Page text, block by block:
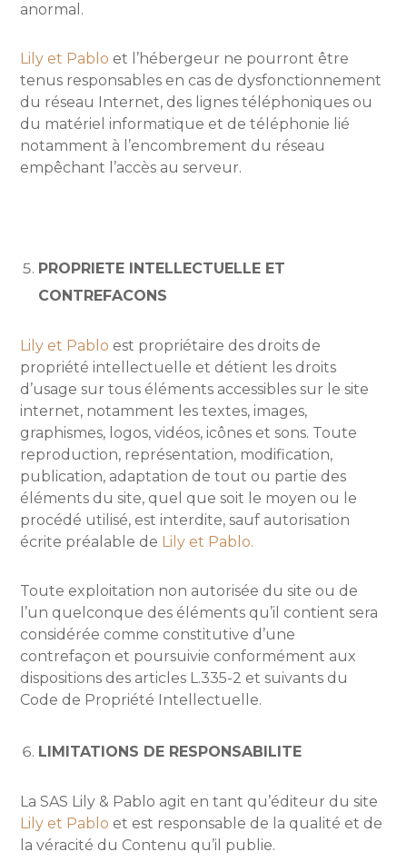
anormal.
Lily et Pablo et l’hébergeur ne pourront être
tenus responsables en cas de dysfonctionnement
du réseau Internet, des lignes téléphoniques ou
du matériel informatique et de téléphonie lié
notamment à l’encombrement du réseau
empêchant l’accès au serveur.
PROPRIETE INTELLECTUELLE ET
CONTREFACONS
Lily et Pablo est propriétaire des droits de
propriété intellectuelle et détient les droits
d’usage sur tous éléments accessibles sur le site
internet, notamment les textes, images,
graphismes, logos, vidéos, icônes et sons. Toute
reproduction, représentation, modification,
publication, adaptation de tout ou partie des
éléments du site, quel que soit le moyen ou le
procédé utilisé, est interdite, sauf autorisation
écrite préalable de Lily et Pablo.
Toute exploitation non autorisée du site ou de
l’un quelconque des éléments qu’il contient sera
considérée comme constitutive d’une
contrefaçon et poursuivie conformément aux
dispositions des articles L.335-2 et suivants du
Code de Propriété Intellectuelle.
LIMITATIONS DE RESPONSABILITE
La SAS Lily & Pablo agit en tant qu’éditeur du site
Lily et Pablo et est responsable de la qualité et de
la véracité du Contenu qu’il publie.